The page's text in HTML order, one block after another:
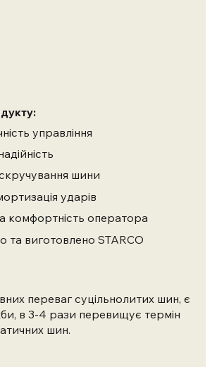
управління
шини
ударів
комфортність оператора
та виготовлено STARCO
переваг суцільнолитих шин, є
в 3-4 рази перевищує термін
шин.